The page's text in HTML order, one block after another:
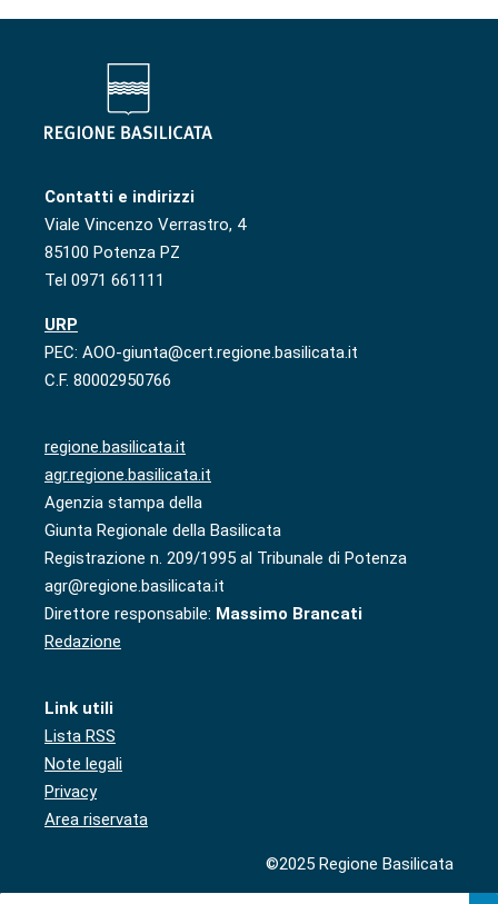
Contatti e indirizzi
Viale Vincenzo Verrastro, 4
85100 Potenza PZ
Tel 0971 661111
URP
PEC: AOO-giunta@cert.regione.basilicata.it
C.F. 80002950766
regione.basilicata.it
agr.regione.basilicata.it
Agenzia stampa della
Giunta Regionale della Basilicata
Registrazione n. 209/1995 al Tribunale di Potenza
agr@regione.basilicata.it
Direttore responsabile: Massimo Brancati
Redazione
Link utili
Lista RSS
Note legali
Privacy
Area riservata
©2025 Regione Basilicata